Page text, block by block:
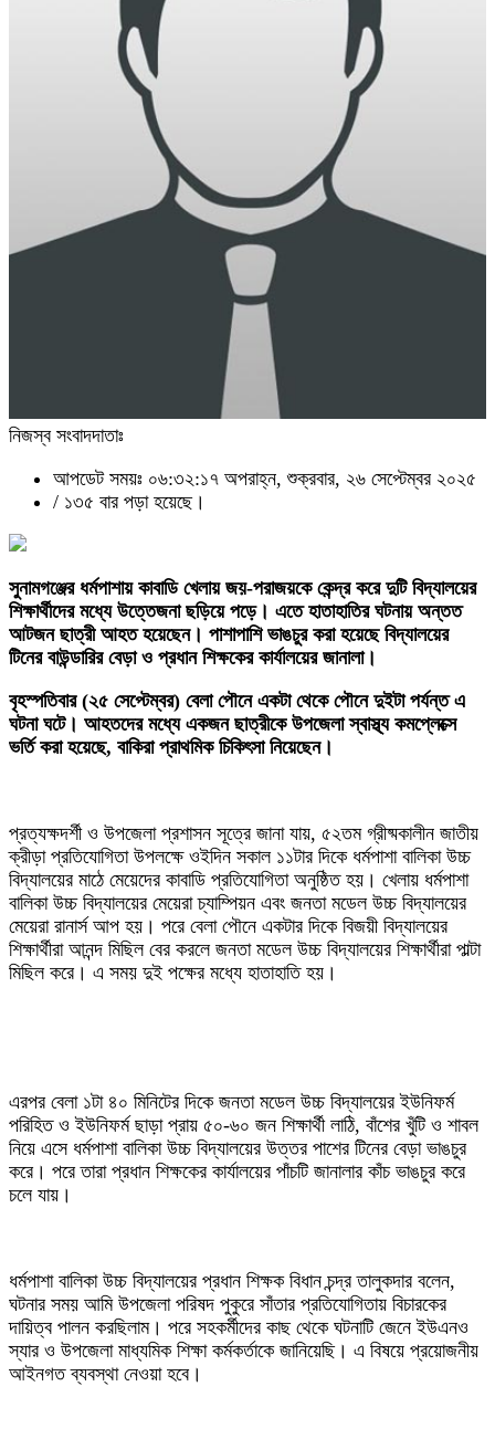
নিজস্ব সংবাদদাতাঃ
আপডেট সময়ঃ ০৬:৩২:১৭ অপরাহ্ন, শুক্রবার, ২৬ সেপ্টেম্বর ২০২৫
/ ১৩৫ বার পড়া হয়েছে।
সুনামগঞ্জের ধর্মপাশায় কাবাডি খেলায় জয়-পরাজয়কে কেন্দ্র করে দুটি বিদ্যালয়ের
শিক্ষার্থীদের মধ্যে উত্তেজনা ছড়িয়ে পড়ে। এতে হাতাহাতির ঘটনায় অন্তত
আটজন ছাত্রী আহত হয়েছেন। পাশাপাশি ভাঙচুর করা হয়েছে বিদ্যালয়ের
টিনের বাউন্ডারির বেড়া ও প্রধান শিক্ষকের কার্যালয়ের জানালা।
বৃহস্পতিবার (২৫ সেপ্টেম্বর) বেলা পৌনে একটা থেকে পৌনে দুইটা পর্যন্ত এ
ঘটনা ঘটে। আহতদের মধ্যে একজন ছাত্রীকে উপজেলা স্বাস্থ্য কমপ্লেক্সে
ভর্তি করা হয়েছে, বাকিরা প্রাথমিক চিকিৎসা নিয়েছেন।
প্রত্যক্ষদর্শী ও উপজেলা প্রশাসন সূত্রে জানা যায়, ৫২তম গ্রীষ্মকালীন জাতীয়
ক্রীড়া প্রতিযোগিতা উপলক্ষে ওইদিন সকাল ১১টার দিকে ধর্মপাশা বালিকা উচ্চ
বিদ্যালয়ের মাঠে মেয়েদের কাবাডি প্রতিযোগিতা অনুষ্ঠিত হয়। খেলায় ধর্মপাশা
বালিকা উচ্চ বিদ্যালয়ের মেয়েরা চ্যাম্পিয়ন এবং জনতা মডেল উচ্চ বিদ্যালয়ের
মেয়েরা রানার্স আপ হয়। পরে বেলা পৌনে একটার দিকে বিজয়ী বিদ্যালয়ের
শিক্ষার্থীরা আনন্দ মিছিল বের করলে জনতা মডেল উচ্চ বিদ্যালয়ের শিক্ষার্থীরা পাল্টা
মিছিল করে। এ সময় দুই পক্ষের মধ্যে হাতাহাতি হয়।
এরপর বেলা ১টা ৪০ মিনিটের দিকে জনতা মডেল উচ্চ বিদ্যালয়ের ইউনিফর্ম
পরিহিত ও ইউনিফর্ম ছাড়া প্রায় ৫০-৬০ জন শিক্ষার্থী লাঠি, বাঁশের খুঁটি ও শাবল
নিয়ে এসে ধর্মপাশা বালিকা উচ্চ বিদ্যালয়ের উত্তর পাশের টিনের বেড়া ভাঙচুর
করে। পরে তারা প্রধান শিক্ষকের কার্যালয়ের পাঁচটি জানালার কাঁচ ভাঙচুর করে
চলে যায়।
ধর্মপাশা বালিকা উচ্চ বিদ্যালয়ের প্রধান শিক্ষক বিধান চন্দ্র তালুকদার বলেন,
ঘটনার সময় আমি উপজেলা পরিষদ পুকুরে সাঁতার প্রতিযোগিতায় বিচারকের
দায়িত্ব পালন করছিলাম। পরে সহকর্মীদের কাছ থেকে ঘটনাটি জেনে ইউএনও
স্যার ও উপজেলা মাধ্যমিক শিক্ষা কর্মকর্তাকে জানিয়েছি। এ বিষয়ে প্রয়োজনীয়
আইনগত ব্যবস্থা নেওয়া হবে।